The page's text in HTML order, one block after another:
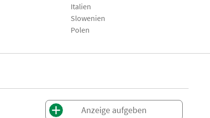
Italien
Slowenien
Polen
Anzeige aufgeben